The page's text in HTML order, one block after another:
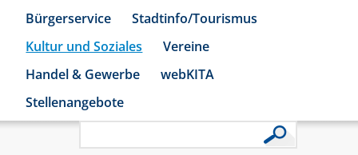
Bürgerservice
Stadtinfo/Tourismus
Kultur und Soziales
Vereine
Handel & Gewerbe
webKITA
Stellenangebote